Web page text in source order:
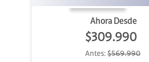
Ahora Desde
$309.990
Antes: $569.990